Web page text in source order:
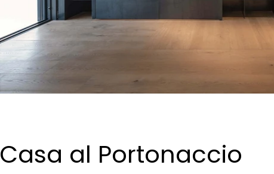
Casa al Portonaccio